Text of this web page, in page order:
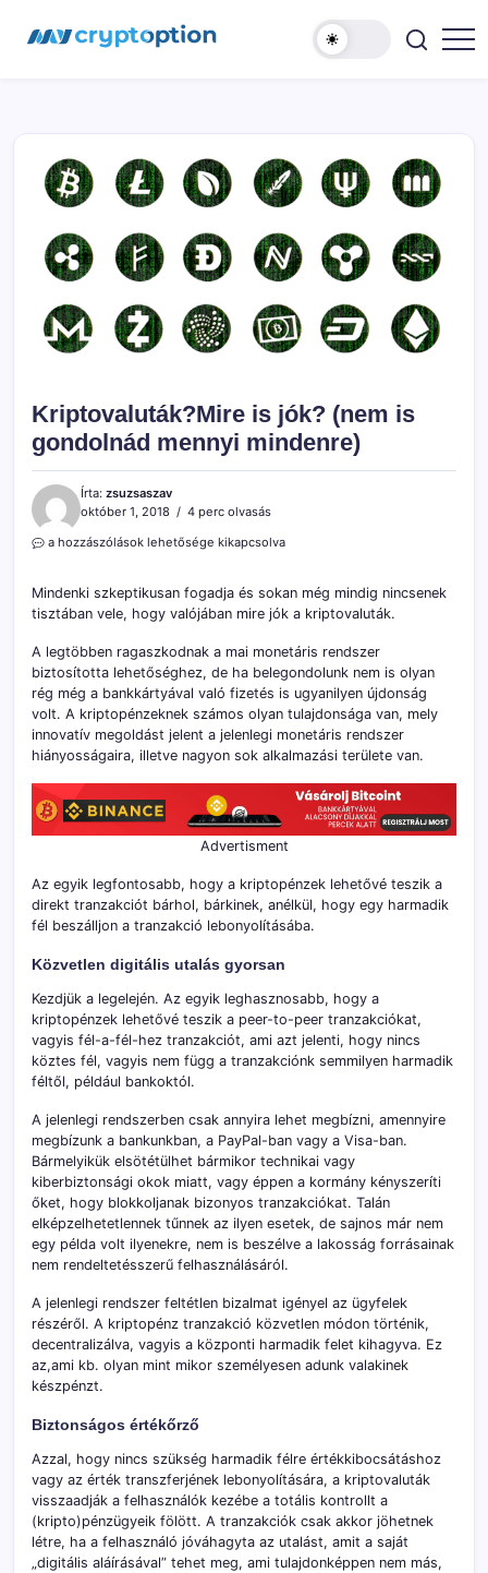
MyCryptOption
Kriptovaluták?Mire is jók? (nem is
gondolnád mennyi mindenre)
Írta: zsuzsaszav
október 1, 2018
4 perc olvasás
Kriptovaluták?
jók?
(nem
gondolnád
mennyi
mindenre)
bejegyzéshez
a hozzászólások lehetősége kikapcsolva
Mindenki szkeptikusan fogadja és sokan még mindig nincsenek
tisztában vele, hogy valójában mire jók a kriptovaluták.
A legtöbben ragaszkodnak a mai monetáris rendszer
biztosította lehetőséghez, de ha belegondolunk nem is olyan
rég még a bankkártyával való fizetés is ugyanilyen újdonság
volt. A kriptopénzeknek számos olyan tulajdonsága van, mely
innovatív megoldást jelent a jelenlegi monetáris rendszer
hiányosságaira, illetve nagyon sok alkalmazási területe van.
Advertisment
Az egyik legfontosabb, hogy a kriptopénzek lehetővé teszik a
direkt tranzakciót bárhol, bárkinek, anélkül, hogy egy harmadik
fél beszálljon a tranzakció lebonyolításába.
Közvetlen digitális utalás gyorsan
Kezdjük a legelején. Az egyik leghasznosabb, hogy a
kriptopénzek lehetővé teszik a peer-to-peer tranzakciókat,
vagyis fél-a-fél-hez tranzakciót, ami azt jelenti, hogy nincs
köztes fél, vagyis nem függ a tranzakciónk semmilyen harmadik
féltől, például bankoktól.
A jelenlegi rendszerben csak annyira lehet megbízni, amennyire
megbízunk a bankunkban, a PayPal-ban vagy a Visa-ban.
Bármelyikük elsötétülhet bármikor technikai vagy
kiberbiztonsági okok miatt, vagy éppen a kormány kényszeríti
őket, hogy blokkoljanak bizonyos tranzakciókat. Talán
elképzelhetetlennek tűnnek az ilyen esetek, de sajnos már nem
egy példa volt ilyenekre, nem is beszélve a lakosság forrásainak
nem rendeltetésszerű felhasználásáról.
A jelenlegi rendszer feltétlen bizalmat igényel az ügyfelek
részéről. A kriptopénz tranzakció közvetlen módon történik,
decentralizálva, vagyis a központi harmadik felet kihagyva. Ez
az,ami kb. olyan mint mikor személyesen adunk valakinek
készpénzt.
Biztonságos értékőrző
Azzal, hogy nincs szükség harmadik félre értékkibocsátáshoz
vagy az érték transzferjének lebonyolítására, a kriptovaluták
visszaadják a felhasználók kezébe a totális kontrollt a
(kripto)pénzügyeik fölött. A tranzakciók csak akkor jöhetnek
létre, ha a felhasználó jóváhagyta az utalást, amit a saját
„digitális aláírásával” tehet meg, ami tulajdonképpen nem más,